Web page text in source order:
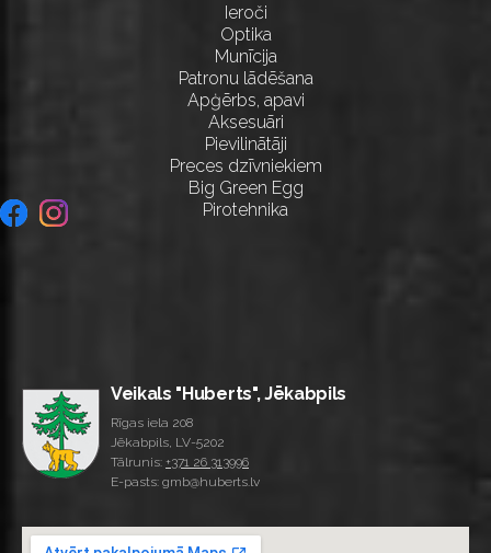
Ieroči
Optika
Munīcija
Patronu lādēšana
Apģērbs, apavi
Aksesuāri
Pievilinātāji
Preces dzīvniekiem
Big Green Egg
Pirotehnika
Veikals "Huberts", Jēkabpils
Rīgas iela 208
Jēkabpils, LV-5202
Tālrunis: +371 26 313996
E-pasts: gmb@huberts.lv